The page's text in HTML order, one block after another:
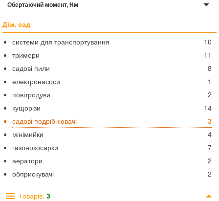
Обертаючий момент, Нм
Дім, сад
10
системи для транспортування
11
тримери
8
садові пили
1
електронасоси
2
повітродуви
14
кущорізи
3
садові подрібнювачі
4
мінімийки
7
газонокосарки
2
аератори
2
обприскувачі
Товарів: 3